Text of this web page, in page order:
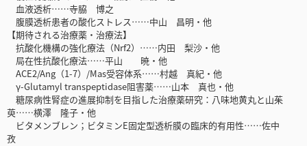
血液透析……寺脇 博之
腹膜透析患者の酸化ストレス……中山 昌明・他
【期待される治療薬・治療法】
抗酸化機構の強化療法（Nrf2）……内田 梨沙・他
局在性抗酸化療法……平山 暁・他
ACE2/Ang（1-7）/Mas受容体系……村越 真紀・他
γ-Glutamyl transpeptidase阻害薬……山本 真也・他
糖尿病性腎症の進展抑制を目指した治療薬研究：八味地黄丸と山茱
萸……横澤 隆子・他
ビタメンブレン；ビタミンE固定型透析膜の臨床的有用性……佐中
孜